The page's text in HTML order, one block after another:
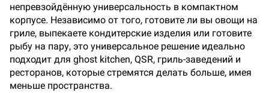
непревзойдённую универсальность в компактном
корпусе. Независимо от того, готовите ли вы овощи на
гриле, выпекаете кондитерские изделия или готовите
рыбу на пару, это универсальное решение идеально
подходит для ghost kitchen, QSR, гриль-заведений и
ресторанов, которые стремятся делать больше, имея
меньше пространства.